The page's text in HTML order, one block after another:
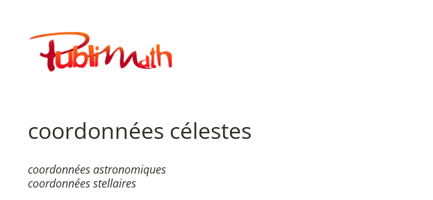
contenuPublimath
coordonnées célestes
coordonnées astronomiques
coordonnées stellaires